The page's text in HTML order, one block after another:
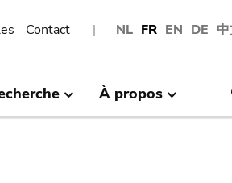
NL FR EN DE
Contact
À propos